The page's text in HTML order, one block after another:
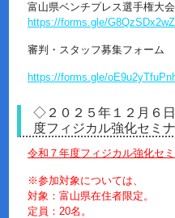
富山県ベンチプレス選手権大
https://forms.gle/
審判・スタッフ募集フォーム
https://forms.gle/
◇２０２５年１２月６
度フィジカル強化セミ
令和７年度フィジカル強化セ
※参加対象については、
対象：富山県在住者限定。
定員：20名。